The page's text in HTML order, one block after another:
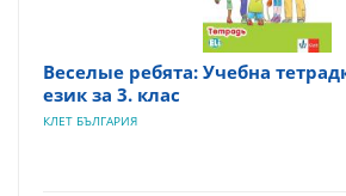
Веселые ребята: Учебна
език за 3. клас
КЛЕТ БЪЛГАРИЯ